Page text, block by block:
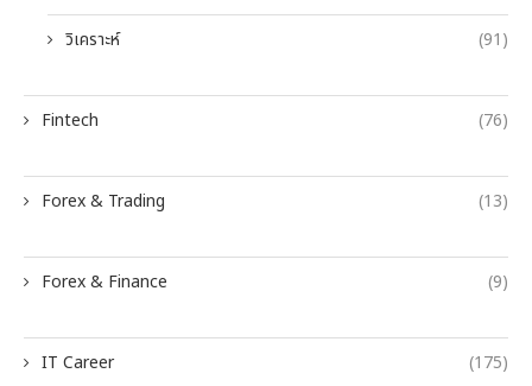
วิเคราะห์ (91)
Fintech (76)
Forex & Trading (13)
Forex & Finance (9)
IT Career (175)